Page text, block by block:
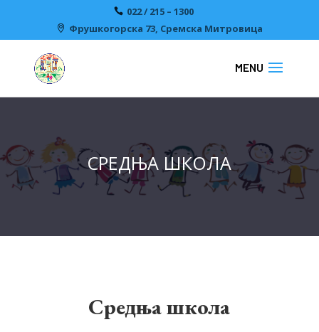
022 / 215 – 1300
Фрушкогорска 73, Сремска Митровицa
СРЕДЊА ШКОЛА
Средња школа